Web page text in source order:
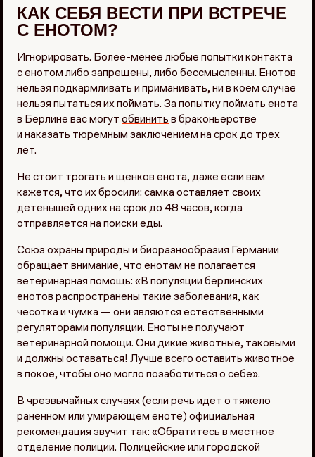
КАК СЕБЯ ВЕСТИ ПРИ ВСТРЕЧЕ
С ЕНОТОМ?
Игнорировать. Более-менее любые попытки контакта
с енотом либо запрещены, либо бессмысленны. Енотов
нельзя подкармливать и приманивать, ни в коем случае
нельзя пытаться их поймать. За попытку поймать енота
в Берлине вас могут обвинить в браконьерстве
и наказать тюремным заключением на срок до трех
лет.
Не стоит трогать и щенков енота, даже если вам
кажется, что их бросили: самка оставляет своих
детенышей одних на срок до 48 часов, когда
отправляется на поиски еды.
Союз охраны природы и биоразнообразия Германии
обращает внимание, что енотам не полагается
ветеринарная помощь: «В популяции берлинских
енотов распространены такие заболевания, как
чесотка и чумка — они являются естественными
регуляторами популяции. Еноты не получают
ветеринарной помощи. Они дикие животные, таковыми
и должны оставаться! Лучше всего оставить животное
в покое, чтобы оно могло позаботиться о себе».
В чрезвычайных случаях (если речь идет о тяжело
раненном или умирающем еноте) официальная
рекомендация звучит так: «Обратитесь в местное
отделение полиции. Полицейские или городской